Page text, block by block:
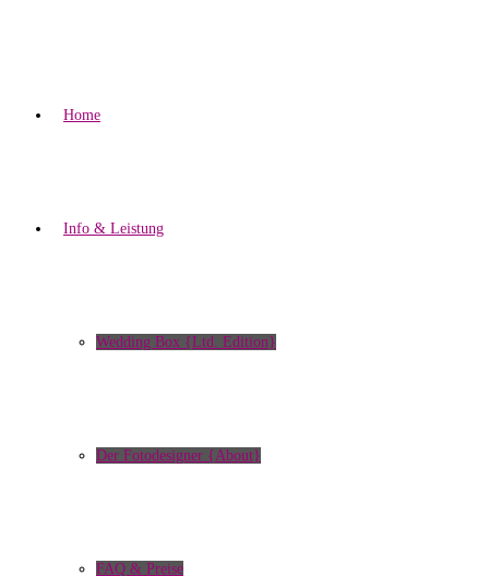
Home
Info & Leistung
Wedding Box {Ltd. Edition}
Der Fotodesigner {About}
FAQ & Preise